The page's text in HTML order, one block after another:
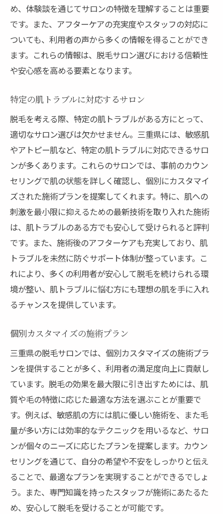
め、体験談を通じてサロンの特徴を理解することは重要
です。また、アフターケアの充実度やスタッフの対応に
ついても、利用者の声から多くの情報を得ることができ
ます。これらの情報は、脱毛サロン選びにおける信頼性
や安心感を高める要素となります。
特定の肌トラブルに対応するサロン
脱毛を考える際、特定の肌トラブルがある方にとって、
適切なサロン選びは欠かせません。三重県には、敏感肌
やアトピー肌など、特定の肌トラブルに対応できるサロ
ンが多くあります。これらのサロンでは、事前のカウン
セリングで肌の状態を詳しく確認し、個別にカスタマイ
ズされた施術プランを提案してくれます。特に、肌への
刺激を最小限に抑えるための最新技術を取り入れた施術
は、肌トラブルのある方でも安心して受けられると評判
です。また、施術後のアフターケアも充実しており、肌
トラブルを未然に防ぐサポート体制が整っています。こ
れにより、多くの利用者が安心して脱毛を続けられる環
境が整い、肌トラブルに悩む方にも理想の肌を手に入れ
るチャンスを提供しています。
個別カスタマイズの施術プラン
三重県の脱毛サロンでは、個別カスタマイズの施術プラ
ンを提供することが多く、利用者の満足度向上に貢献し
ています。脱毛の効果を最大限に引き出すためには、肌
質や毛の特徴に応じた最適な方法を選ぶことが重要で
す。例えば、敏感肌の方には肌に優しい施術を、また毛
量が多い方には効率的なテクニックを用いるなど、サロ
ンが個々のニーズに応じたプランを提案します。カウン
セリングを通じて、自分の希望や不安をしっかりと伝え
ることで、最適なプランを実現することができるでしょ
う。また、専門知識を持ったスタッフが施術にあたるた
め、安心して脱毛を受けることが可能です。